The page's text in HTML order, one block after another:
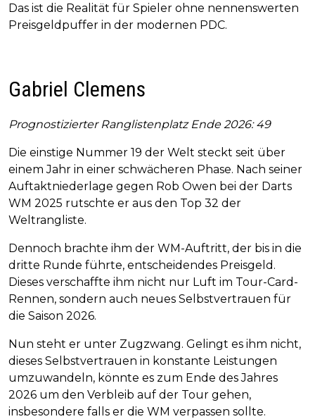
Das ist die Realität für Spieler ohne nennenswerten
Preisgeldpuffer in der modernen PDC.
Gabriel Clemens
Prognostizierter Ranglistenplatz Ende 2026: 49
Die einstige Nummer 19 der Welt steckt seit über
einem Jahr in einer schwächeren Phase. Nach seiner
Auftaktniederlage gegen Rob Owen bei der Darts
WM 2025 rutschte er aus den Top 32 der
Weltrangliste.
Dennoch brachte ihm der WM-Auftritt, der bis in die
dritte Runde führte, entscheidendes Preisgeld.
Dieses verschaffte ihm nicht nur Luft im Tour-Card-
Rennen, sondern auch neues Selbstvertrauen für
die Saison 2026.
Nun steht er unter Zugzwang. Gelingt es ihm nicht,
dieses Selbstvertrauen in konstante Leistungen
umzuwandeln, könnte es zum Ende des Jahres
2026 um den Verbleib auf der Tour gehen,
insbesondere falls er die WM verpassen sollte.